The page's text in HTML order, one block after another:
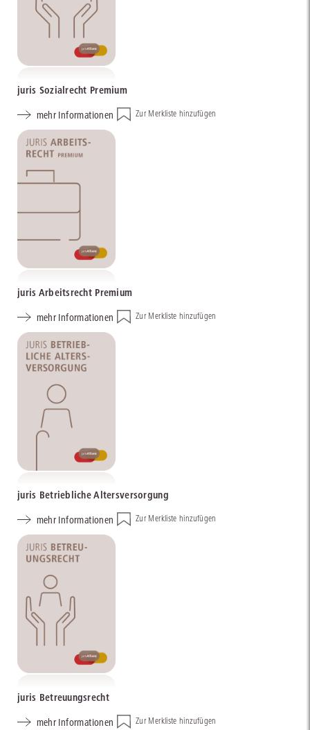
juris Sozialrecht Premium
mehr Informationen
Zur Merkliste hinzufügen
juris Arbeitsrecht Premium
mehr Informationen
Zur Merkliste hinzufügen
juris Betriebliche Altersversorgung
mehr Informationen
Zur Merkliste hinzufügen
juris Betreuungsrecht
mehr Informationen
Zur Merkliste hinzufügen